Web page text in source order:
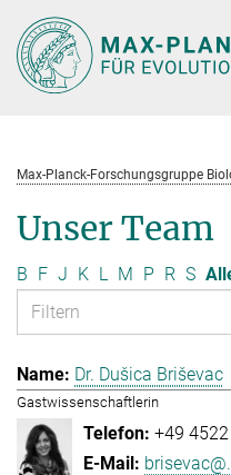
Hauptinhalt
Max-Planck-Forschungsgruppe
Unser Team
B F J K L M P R S
Dr. Dušica Briševac
Gastwissenschaftlerin
+49